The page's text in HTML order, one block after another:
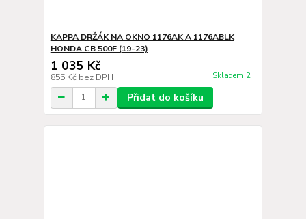
KAPPA DRŽÁK NA OKNO 1176AK A 1176ABLK
HONDA CB 500F (19-23)
1 035 Kč
855 Kč bez DPH Skladem 2
Přidat do košíku